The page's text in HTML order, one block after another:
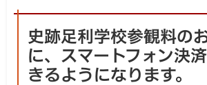
史跡足利学校参観料の
に、スマートフォン決
きるようになります。